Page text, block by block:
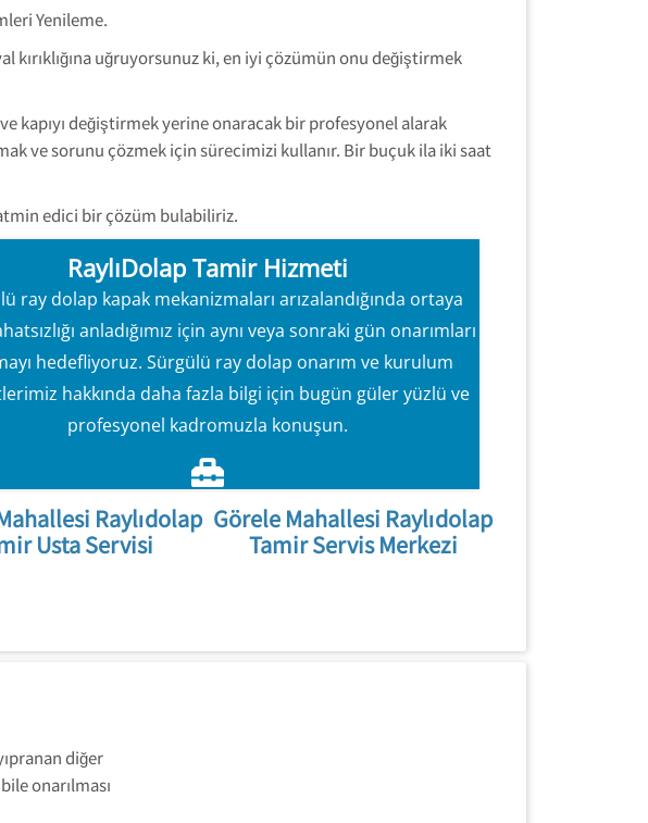
Yenileme.
kırıklığına uğruyorsunuz ki, en iyi çözümün onu değiştirmek
kapıyı değiştirmek yerine onaracak bir profesyonel alarak
ve sorunu çözmek için sürecimizi kullanır. Bir buçuk ila iki saat
edici bir çözüm bulabiliriz.
RaylıDolap Tamir Hizmeti
ray dolap kapak mekanizmaları arızalandığında ortaya
anladığımız için aynı veya sonraki gün onarımları
hedefliyoruz. Sürgülü ray dolap onarım ve kurulum
hakkında daha fazla bilgi için bugün güler yüzlü ve
profesyonel kadromuzla konuşun.
Aynı Gün Servis Hizmeti Sunmayı Hedefliyoruz.
Raylıdolap
Usta Servisi
Görele Mahallesi Raylıdolap
Tamir Servis Merkezi
diğer
onarılması